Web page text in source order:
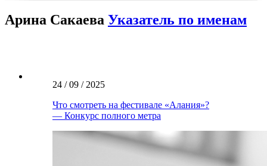
Арина Сакаева Указатель по именам
24 / 09 / 2025
Что смотреть на фестивале «Алания»?
— Конкурс полного метра